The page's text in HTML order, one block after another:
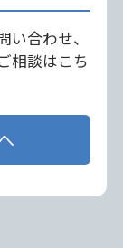
合わせ、
相談はこち